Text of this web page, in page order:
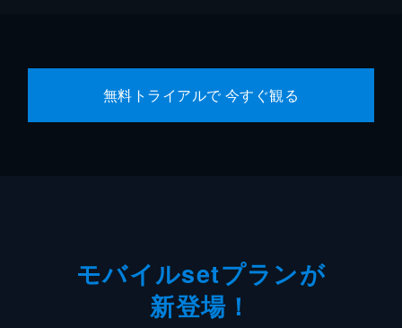
無料トライアルで 今すぐ観る
モバイルsetプランが
新登場！